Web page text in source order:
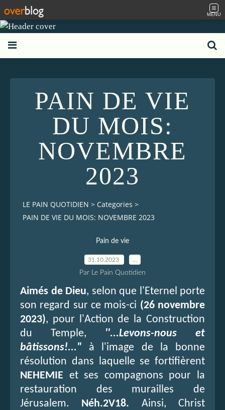
MENU
PAIN DE VIE
DU MOIS:
NOVEMBRE
2023
LE PAIN QUOTIDIEN > Categories >
PAIN DE VIE DU MOIS: NOVEMBRE 2023
Pain de vie
31.10.2023
Par Le Pain Quotidien
Aimés de Dieu, selon que l'Eternel porte
son regard sur ce mois-ci (26 novembre
2023), pour l'Action de la Construction
du Temple, ''...Levons-nous et
bâtissons!..." à l'image de la bonne
résolution dans laquelle se fortifièrent
NEHEMIE et ses compagnons pour la
restauration des murailles de
Jérusalem. Néh.2V18. Ainsi, Christ